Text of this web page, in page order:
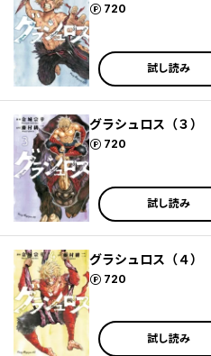
720
ポイント
試し読み
グラシュロス（３）
720
ポイント
試し読み
グラシュロス（４）
720
ポイント
試し読み